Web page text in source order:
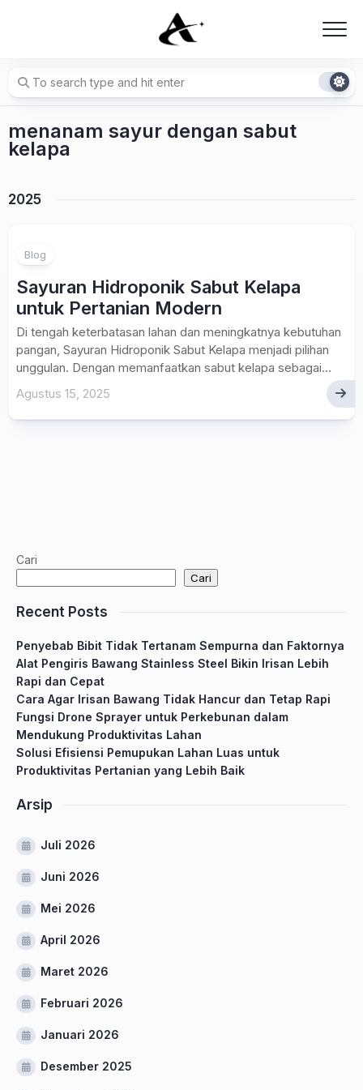
menanam sayur dengan sabut
kelapa
2025
Blog
Sayuran Hidroponik Sabut Kelapa
untuk Pertanian Modern
Di tengah keterbatasan lahan dan meningkatnya kebutuhan
pangan, Sayuran Hidroponik Sabut Kelapa menjadi pilihan
unggulan. Dengan memanfaatkan sabut kelapa sebagai...
Agustus 15, 2025
Cari
Cari
Recent Posts
Penyebab Bibit Tidak Tertanam Sempurna dan Faktornya
Alat Pengiris Bawang Stainless Steel Bikin Irisan Lebih
Rapi dan Cepat
Cara Agar Irisan Bawang Tidak Hancur dan Tetap Rapi
Fungsi Drone Sprayer untuk Perkebunan dalam
Mendukung Produktivitas Lahan
Solusi Efisiensi Pemupukan Lahan Luas untuk
Produktivitas Pertanian yang Lebih Baik
Arsip
Juli 2026
Juni 2026
Mei 2026
April 2026
Maret 2026
Februari 2026
Januari 2026
Desember 2025